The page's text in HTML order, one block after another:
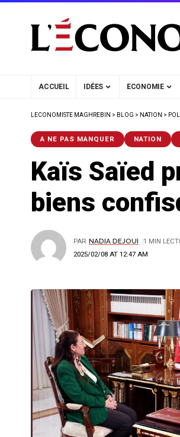
ACCUEIL IDÉES ECONOMIE
LECONOMISTE MAGHREBIN > BLOG > NATION >
A NE PAS MANQUER NATION
Kaïs Saïed
biens
2025/02/08 AT 12:47 AM
PAR NADIA DEJOUI 1 MIN